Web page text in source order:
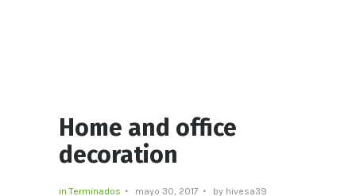
Home and office
decoration
inTerminados mayo 30, 2017 by hivesa39